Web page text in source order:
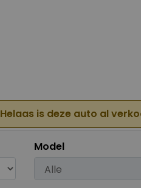
Helaas is deze auto al
Model